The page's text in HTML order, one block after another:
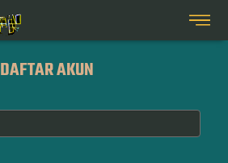
DAFTAR AKUN